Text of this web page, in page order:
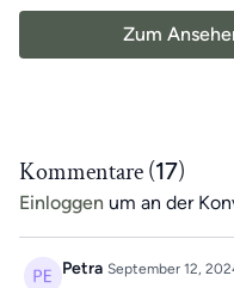
helfende Übungen
, die deine
Beschwerden vorbeugen
Schlaufe (Gürtel)
Zum
Kommentare (17)
Einloggen um an der
Petra September 12,